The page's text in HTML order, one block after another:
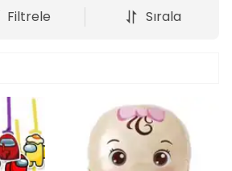
Filtrele Sırala